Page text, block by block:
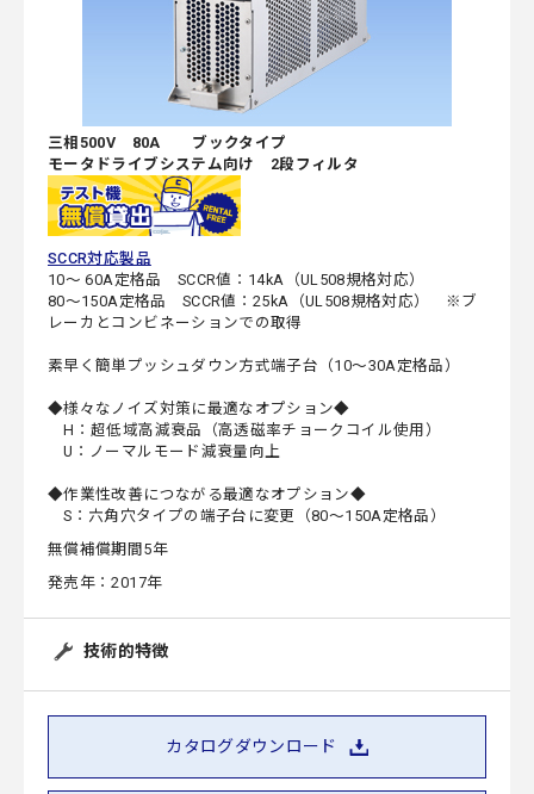
三相500V 80A ブックタイプ
モータドライブシステム向け 2段フィルタ
SCCR対応製品
10～ 60A定格品 SCCR値：14kA（UL508規格対応）
80～150A定格品 SCCR値：25kA（UL508規格対応） ※ブ
レーカとコンビネーションでの取得
素早く簡単プッシュダウン方式端子台（10～30A定格品）
◆様々なノイズ対策に最適なオプション◆
H：超低域高減衰品（高透磁率チョークコイル使用）
U：ノーマルモード減衰量向上
◆作業性改善につながる最適なオプション◆
S：六角穴タイプの端子台に変更（80～150A定格品）
無償補償期間5年
発売年：2017年
技術的特徴
カタログダウンロード